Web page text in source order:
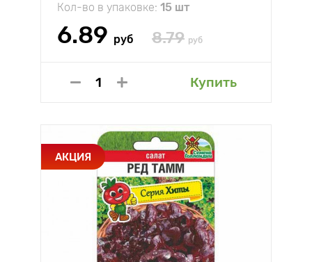
Кол-во в упаковке: 15 шт
6.89 руб 8.79 руб
Купить
АКЦИЯ